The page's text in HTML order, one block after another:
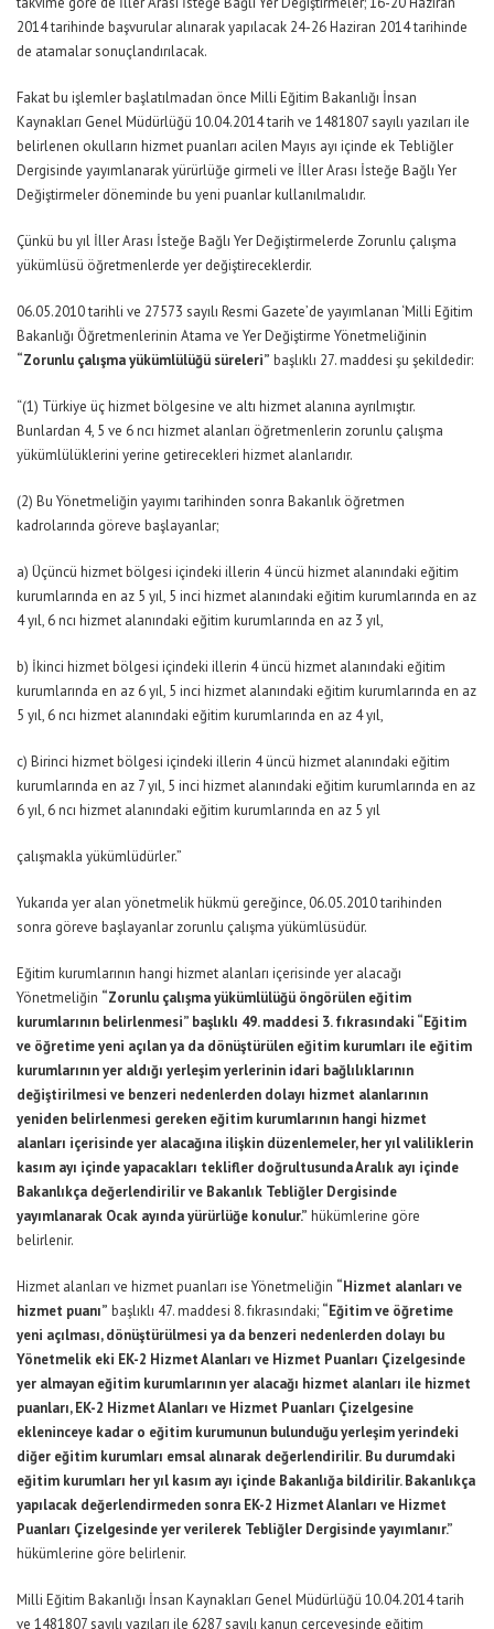
2014 tarihinde başvurular alınarak yapılacak 24-26 Haziran 2014 tarihinde
de atamalar sonuçlandırılacak.
Fakat bu işlemler başlatılmadan önce Milli Eğitim Bakanlığı İnsan
Kaynakları Genel Müdürlüğü 10.04.2014 tarih ve 1481807 sayılı yazıları ile
belirlenen okulların hizmet puanları acilen Mayıs ayı içinde ek Tebliğler
Dergisinde yayımlanarak yürürlüğe girmeli ve İller Arası İsteğe Bağlı Yer
Değiştirmeler döneminde bu yeni puanlar kullanılmalıdır.
Çünkü bu yıl İller Arası İsteğe Bağlı Yer Değiştirmelerde Zorunlu çalışma
yükümlüsü öğretmenlerde yer değiştireceklerdir.
06.05.2010 tarihli ve 27573 sayılı Resmi Gazete’de yayımlanan ‘Milli Eğitim
Bakanlığı Öğretmenlerinin Atama ve Yer Değiştirme Yönetmeliğinin
“Zorunlu çalışma yükümlülüğü süreleri” başlıklı 27. maddesi şu şekildedir:
“(1) Türkiye üç hizmet bölgesine ve altı hizmet alanına ayrılmıştır.
Bunlardan 4, 5 ve 6 ncı hizmet alanları öğretmenlerin zorunlu çalışma
yükümlülüklerini yerine getirecekleri hizmet alanlarıdır.
(2) Bu Yönetmeliğin yayımı tarihinden sonra Bakanlık öğretmen
kadrolarında göreve başlayanlar;
a) Üçüncü hizmet bölgesi içindeki illerin 4 üncü hizmet alanındaki eğitim
kurumlarında en az 5 yıl, 5 inci hizmet alanındaki eğitim kurumlarında en az
4 yıl, 6 ncı hizmet alanındaki eğitim kurumlarında en az 3 yıl,
b) İkinci hizmet bölgesi içindeki illerin 4 üncü hizmet alanındaki eğitim
kurumlarında en az 6 yıl, 5 inci hizmet alanındaki eğitim kurumlarında en az
5 yıl, 6 ncı hizmet alanındaki eğitim kurumlarında en az 4 yıl,
c) Birinci hizmet bölgesi içindeki illerin 4 üncü hizmet alanındaki eğitim
kurumlarında en az 7 yıl, 5 inci hizmet alanındaki eğitim kurumlarında en az
6 yıl, 6 ncı hizmet alanındaki eğitim kurumlarında en az 5 yıl
çalışmakla yükümlüdürler.”
Yukarıda yer alan yönetmelik hükmü gereğince, 06.05.2010 tarihinden
sonra göreve başlayanlar zorunlu çalışma yükümlüsüdür.
Eğitim kurumlarının hangi hizmet alanları içerisinde yer alacağı
Yönetmeliğin “Zorunlu çalışma yükümlülüğü öngörülen eğitim
kurumlarının belirlenmesi” başlıklı 49. maddesi 3. fıkrasındaki “Eğitim
ve öğretime yeni açılan ya da dönüştürülen eğitim kurumları ile eğitim
kurumlarının yer aldığı yerleşim yerlerinin idari bağlılıklarının
değiştirilmesi ve benzeri nedenlerden dolayı hizmet alanlarının
yeniden belirlenmesi gereken eğitim kurumlarının hangi hizmet
alanları içerisinde yer alacağına ilişkin düzenlemeler, her yıl valiliklerin
kasım ayı içinde yapacakları teklifler doğrultusunda Aralık ayı içinde
Bakanlıkça değerlendirilir ve Bakanlık Tebliğler Dergisinde
yayımlanarak Ocak ayında yürürlüğe konulur.” hükümlerine göre
belirlenir.
Hizmet alanları ve hizmet puanları ise Yönetmeliğin “Hizmet alanları ve
hizmet puanı” başlıklı 47. maddesi 8. fıkrasındaki; “Eğitim ve öğretime
yeni açılması, dönüştürülmesi ya da benzeri nedenlerden dolayı bu
Yönetmelik eki EK-2 Hizmet Alanları ve Hizmet Puanları Çizelgesinde
yer almayan eğitim kurumlarının yer alacağı hizmet alanları ile hizmet
puanları, EK-2 Hizmet Alanları ve Hizmet Puanları Çizelgesine
ekleninceye kadar o eğitim kurumunun bulunduğu yerleşim yerindeki
diğer eğitim kurumları emsal alınarak değerlendirilir. Bu durumdaki
eğitim kurumları her yıl kasım ayı içinde Bakanlığa bildirilir. Bakanlıkça
yapılacak değerlendirmeden sonra EK-2 Hizmet Alanları ve Hizmet
Puanları Çizelgesinde yer verilerek Tebliğler Dergisinde yayımlanır.”
hükümlerine göre belirlenir.
Milli Eğitim Bakanlığı İnsan Kaynakları Genel Müdürlüğü 10.04.2014 tarih
ve 1481807 sayılı yazıları ile 6287 sayılı kanun çerçevesinde eğitim